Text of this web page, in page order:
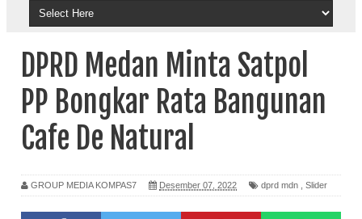
DPRD Medan Minta Satpol
PP Bongkar Rata Bangunan
Cafe De Natural
GROUP MEDIA KOMPAS7 Desember 07, 2022 dprd mdn Slider